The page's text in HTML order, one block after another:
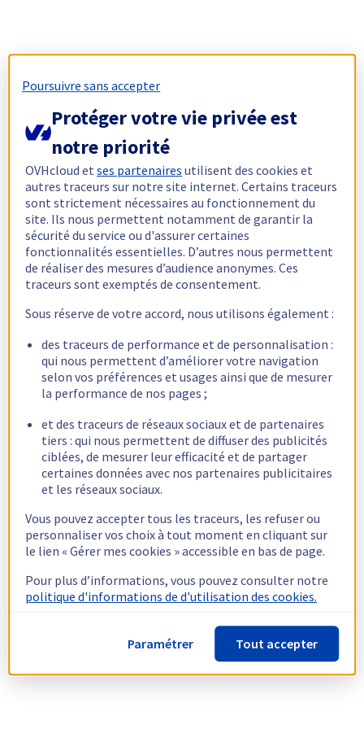
Poursuivre sans accepter
Protéger votre vie privée est
notre priorité
OVHcloud etses partenaires utilisent des cookies et
autres traceurs sur notre site internet. Certains traceurs
sont strictement nécessaires au fonctionnement du
site. Ils nous permettent notamment de garantir la
sécurité du service ou d'assurer certaines
fonctionnalités essentielles. D’autres nous permettent
de réaliser des mesures d’audience anonymes. Ces
traceurs sont exemptés de consentement.
Sous réserve de votre accord, nous utilisons également :
des traceurs de performance et de personnalisation :
qui nous permettent d’améliorer votre navigation
selon vos préférences et usages ainsi que de mesurer
la performance de nos pages ;
et des traceurs de réseaux sociaux et de partenaires
tiers : qui nous permettent de diffuser des publicités
ciblées, de mesurer leur efficacité et de partager
certaines données avec nos partenaires publicitaires
et les réseaux sociaux.
Vous pouvez accepter tous les traceurs, les refuser ou
personnaliser vos choix à tout moment en cliquant sur
le lien « Gérer mes cookies » accessible en bas de page.
Pour plus d’informations, vous pouvez consulter notre
politique d'informations de d'utilisation des cookies.
Paramétrer Tout accepter